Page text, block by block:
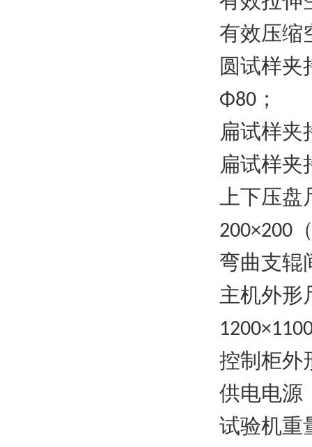
有效压缩
圆试样夹
Φ80 ；
扁试样夹
扁试样夹
上下压盘
200×200
弯曲支辊
主机外形
控制柜外
供电电源
试验机重